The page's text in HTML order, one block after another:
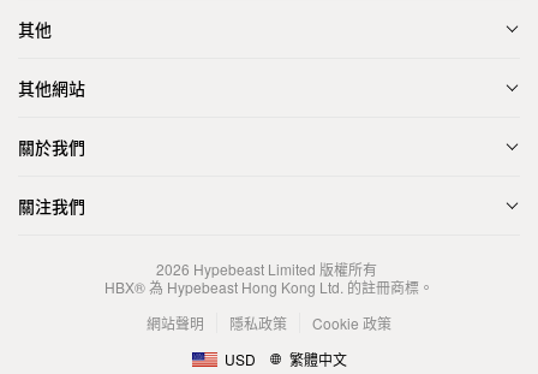
其他
其他網站
關於我們
關注我們
2026 Hypebeast Limited 版權所有
HBX® 為 Hypebeast Hong Kong Ltd. 的註冊商標。
網站聲明
隱私政策
Cookie 政策
USD
繁體中文